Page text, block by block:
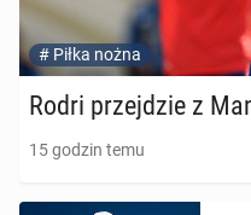
# Piłka nożna
Rodri przej­dzie z
15 godzin temu